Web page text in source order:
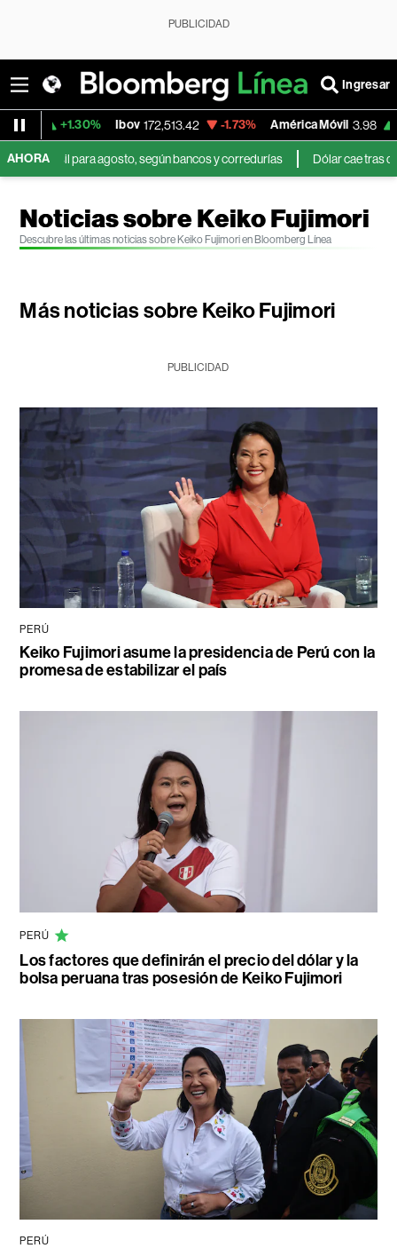
PUBLICIDAD
Ingresar
Ibov 172,513.42 -1.73% América Móvil 3.98 +3.11%
AHORA
para agosto, según bancos y corredurías Dólar cae tras débil dato
Noticias sobre Keiko Fujimori
Descubre las últimas noticias sobre Keiko Fujimori en Bloomberg Línea
Más noticias sobre Keiko Fujimori
PUBLICIDAD
PERÚ
Keiko Fujimori asume la presidencia de Perú con la
promesa de estabilizar el país
PERÚ
Los factores que definirán el precio del dólar y la
bolsa peruana tras posesión de Keiko Fujimori
PERÚ